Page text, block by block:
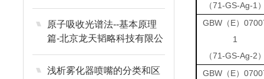
作指南（火焰）
原子吸收光谱法--基本原理
篇-北京龙天韬略科技有限公
司
浅析雾化器喷嘴的分类和区
（71-GS-Ag-1
GBW（E）
1
（71-GS-Ag-2
GBW（E）